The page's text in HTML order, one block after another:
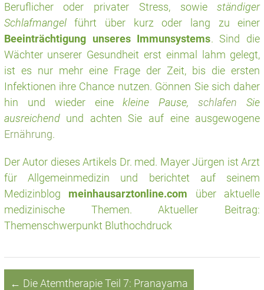
Beruflicher oder privater Stress, sowieständiger
Schlafmangelführt über kurz oder lang zu einer
Beeinträchtigung unseres Immunsystems. Sind die
Wächter unserer Gesundheit erst einmal lahm gelegt,
ist es nur mehr eine Frage der Zeit, bis die ersten
Infektionen ihre Chance nutzen. Gönnen Sie sich daher
hin und wieder einekleine Pause,schlafen Sie
ausreichendund achten Sie auf eine ausgewogene
Ernährung.
Der Autor dieses Artikels Dr. med. Mayer Jürgen ist Arzt
für Allgemeinmedizin und berichtet auf seinem
Medizinblog meinhausarztonline.com über aktuelle
medizinische Themen. Aktueller Beitrag:
Themenschwerpunkt Bluthochdruck
← Die Atemtherapie Teil 7: Pranayama